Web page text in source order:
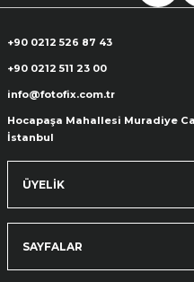
+90 0212 526 87 43
+90 0212 511 23 00
info@fotofix.com.tr
Hocapaşa Mahallesi Muradiye
İstanbul
ÜYELİK
SAYFALAR